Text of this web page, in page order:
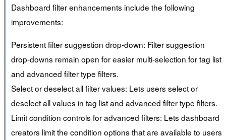
Dashboard filter enhancements include the following
improvements:
Persistent filter suggestion drop-down: Filter suggestion
drop-downs remain open for easier multi-selection for tag list
and advanced filter type filters.
Select or deselect all filter values: Lets users select or
deselect all values in tag list and advanced filter type filters.
Limit condition controls for advanced filters: Lets dashboard
creators limit the condition options that are available to users